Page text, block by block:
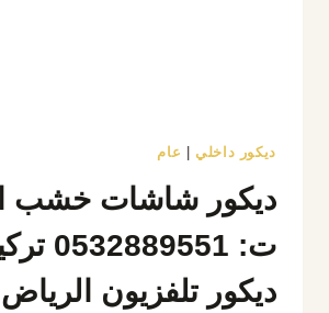
ديكور داخلي عام
ديكور شاشات خشب
ت:
ديكور تلفزيون الرياض